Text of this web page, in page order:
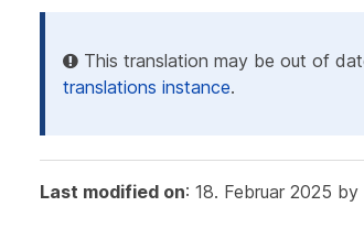
This translation may be out of
translations instance.
Last modified on: 18. Februar 2025 by